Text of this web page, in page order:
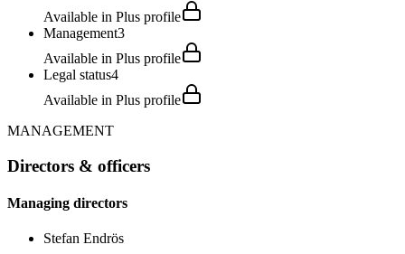
Available in Plus profile
Management3
Available in Plus profile
Legal status4
Available in Plus profile
MANAGEMENT
Directors & officers
Managing directors
Stefan Endrös